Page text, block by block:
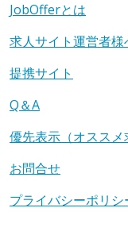
JobOfferとは
求人サイト運営者様
提携サイト
Q＆A
優先表示（オススメ
お問合せ
プライバシーポリシ